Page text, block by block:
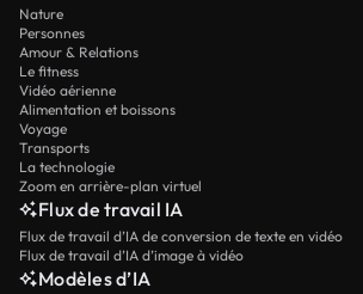
Nature
Personnes
Amour & Relations
Le fitness
Vidéo aérienne
Alimentation et boissons
Voyage
Transports
La technologie
Zoom en arrière-plan virtuel
Flux de travail IA
Flux de travail d’IA de conversion de texte en vidéo
Flux de travail d’IA d’image à vidéo
Modèles d’IA